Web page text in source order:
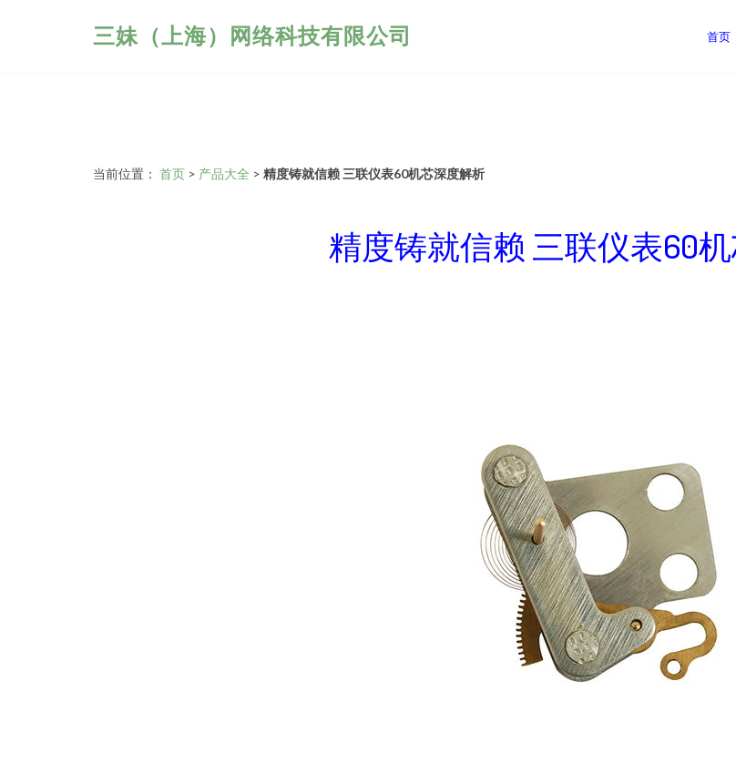
三妹（上海）网络科技有限公司 首页
当前位置： 首页 > 产品大全 > 精度铸就信赖 三联仪表60机芯深度解析
精度铸就信赖 三联仪表60